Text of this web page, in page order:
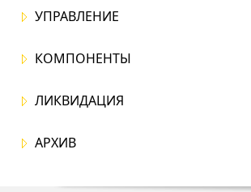
УПРАВЛЕНИЕ
КОМПОНЕНТЫ
ЛИКВИДАЦИЯ
АРХИВ